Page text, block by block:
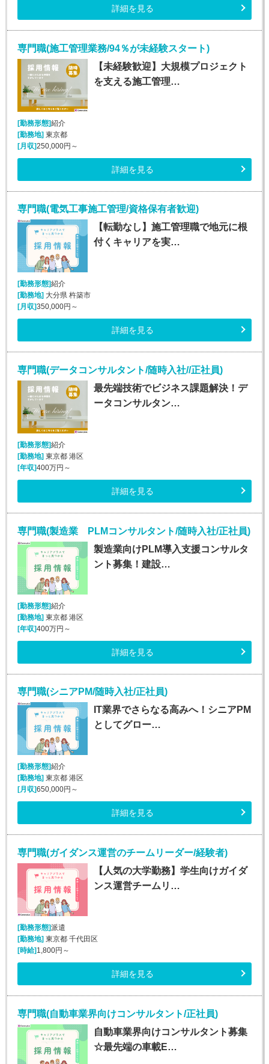
詳細を見る
専門職(施工管理業務/94％が未経験スタート)
【未経験歓迎】大規模プロジェクト
を支える施工管理…
[勤務形態]紹介
[勤務地]東京都
[月収]250,000円～
詳細を見る
専門職(電気工事施工管理/資格保有者歓迎)
【転勤なし】施工管理職で地元に根
付くキャリアを実…
[勤務形態]紹介
[勤務地] 大分県 杵築市
[月収]350,000円～
詳細を見る
専門職(データコンサルタント/随時入社//正社員)
最先端技術でビジネス課題解決！デ
ータコンサルタン…
[勤務形態]紹介
[勤務地] 東京都 港区
[年収]400万円～
詳細を見る
専門職(製造業 PLMコンサルタント/随時入社/正社員)
製造業向けPLM導入支援コンサルタ
ント募集！建設…
[勤務形態]紹介
[勤務地]東京都 港区
[年収]400万円～
詳細を見る
専門職(シニアPM/随時入社/正社員)
IT業界でさらなる高みへ！シニアPM
としてグロー…
[勤務形態]紹介
[勤務地] 東京都 港区
[月収]650,000円～
詳細を見る
専門職(ガイダンス運営のチームリーダー/経験者)
【人気の大学勤務】学生向けガイダ
ンス運営チームリ…
[勤務形態]派遣
[勤務地] 東京都 千代田区
[時給] 1,800円～
詳細を見る
専門職(自動車業界向けコンサルタント/正社員)
自動車業界向けコンサルタント募集
☆最先端の車載E…